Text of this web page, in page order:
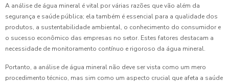
A análise de água mineral é vital por várias razões que vão além da
segurança e saúde pública; ela também é essencial para a qualidade dos
produtos, a sustentabilidade ambiental, o conhecimento do consumidor e
o sucesso econômico das empresas no setor. Estes fatores destacam a
necessidade de monitoramento contínuo e rigoroso da água mineral.
Portanto, a análise de água mineral não deve ser vista como um mero
procedimento técnico, mas sim como um aspecto crucial que afeta a saúde